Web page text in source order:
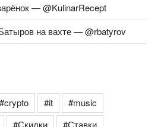
— @KulinarRecept
на вахте — @rbatyrov
#crypto #it
#music
#Скидки
#Ставки